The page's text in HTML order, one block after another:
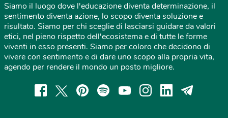
Siamo il luogo dove l'educazione diventa determinazione, il
sentimento diventa azione, lo scopo diventa soluzione e
risultato. Siamo per chi sceglie di lasciarsi guidare da valori
etici, nel pieno rispetto dell'ecosistema e di tutte le forme
viventi in esso presenti. Siamo per coloro che decidono di
vivere con sentimento e di dare uno scopo alla propria vita,
agendo per rendere il mondo un posto migliore.